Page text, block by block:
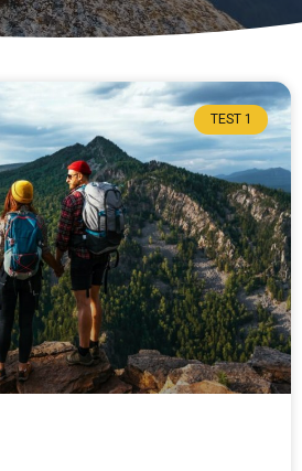
TEST 1